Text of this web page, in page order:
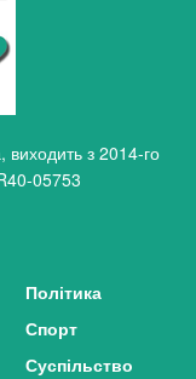
з 2014-го
05753
Політика
Спорт
Суспільство